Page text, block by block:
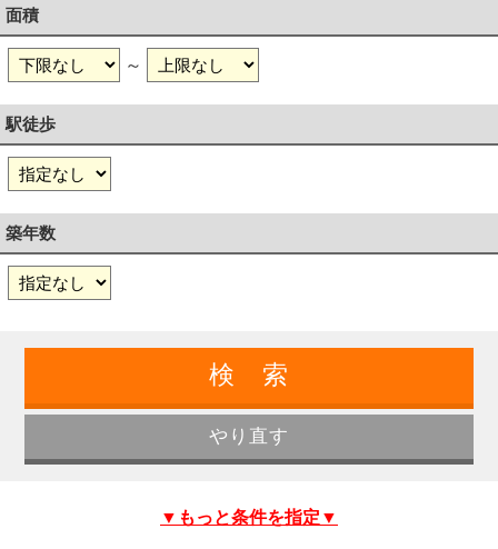
面積
～
駅徒歩
築年数
▼もっと条件を指定▼